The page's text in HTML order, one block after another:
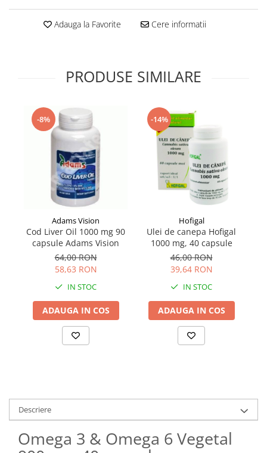
Vitamine si minerale
Adauga la Favorite Cere informatii
PRODUSE SIMILARE
-8%
Adams Vision
Cod Liver Oil 1000 mg 90
capsule Adams Vision
64,00 RON
58,63 RON
IN STOC
ADAUGA IN COS
-14%
Hofigal
Ulei de canepa Hofigal
1000 mg, 40 capsule
46,00 RON
39,64 RON
IN STOC
ADAUGA IN COS
Descriere
Omega 3 & Omega 6 Vegetal